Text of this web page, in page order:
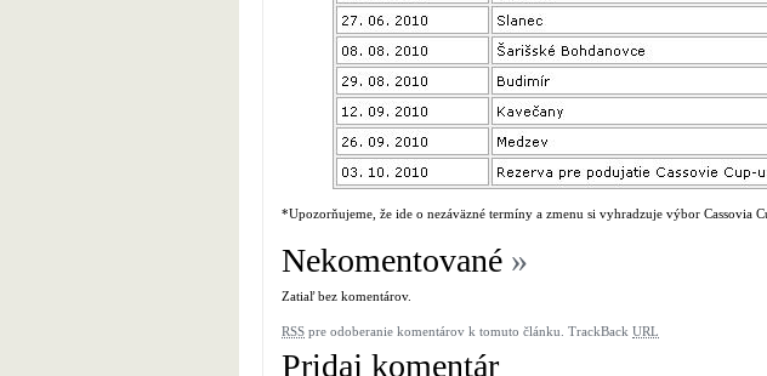
*Upozorňujeme, že ide o nezáväzné termíny a zmenu si vyhradzuje výbor Cassovia
Nekomentované »
Zatiaľ bez komentárov.
RSS pre odoberanie komentárov k tomuto článku. TrackBack URL
Pridaj komentár